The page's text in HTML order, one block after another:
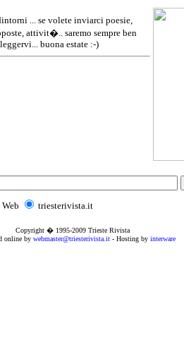
... se volete inviarci poesie,
attivit�.. saremo sempre ben
buona estate :-)
Web triesterivista.it
Copyright � 1995-2009 Trieste Rivista
online by webmaster@triesterivista.it- Hosting by interware